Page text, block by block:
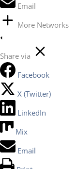
Email
More Networks
Share via
Facebook
X (Twitter)
LinkedIn
Mix
Email